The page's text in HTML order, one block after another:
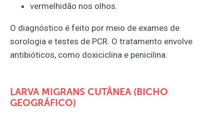
vermelhidão nos olhos.
O diagnóstico é feito por meio de exames de
sorologia e testes de PCR. O tratamento envolve
antibióticos, como doxiciclina e penicilina.
LARVA MIGRANS CUTÂNEA (BICHO
GEOGRÁFICO)